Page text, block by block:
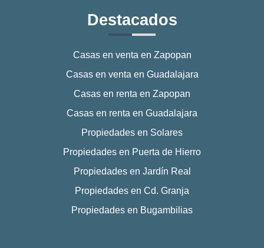
Destacados
Casas en venta en Zapopan
Casas en venta en Guadalajara
Casas en renta en Zapopan
Casas en renta en Guadalajara
Propiedades en Solares
Propiedades en Puerta de Hierro
Propiedades en Jardín Real
Propiedades en Cd. Granja
Propiedades en Bugambilias